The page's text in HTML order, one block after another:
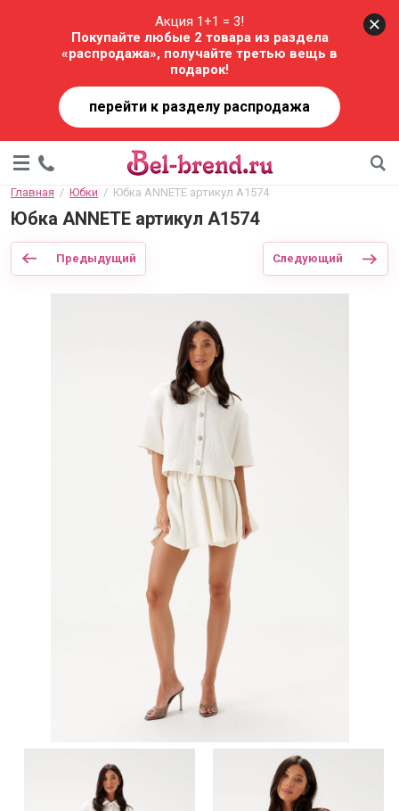
Акция 1+1 = 3!
Покупайте любые 2 товара из раздела
«распродажа», получайте третью вещь в
подарок!
перейти к разделу распродажа
Главная
  /
Юбки
  /  Юбка ANNETE артикул A1574
Юбка ANNETE артикул A1574
Предыдущий Следующий